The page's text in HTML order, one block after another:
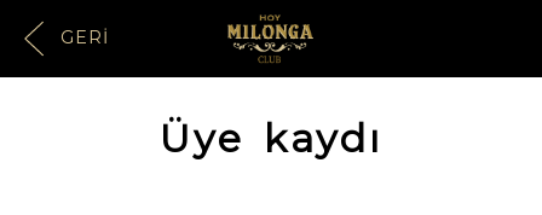
GERI
Üye kaydı